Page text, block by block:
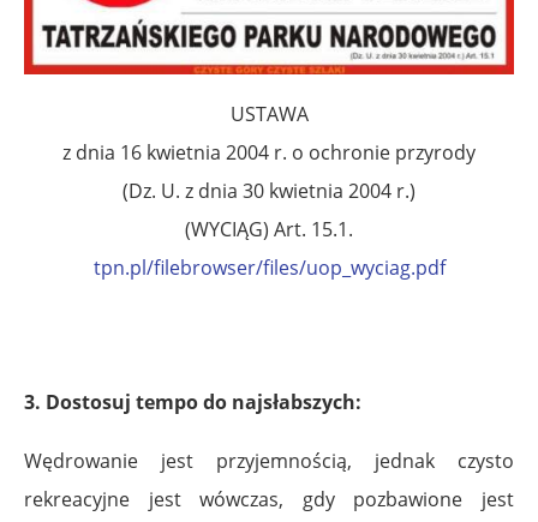
USTAWA
z dnia 16 kwietnia 2004 r. o ochronie przyrody
(Dz. U. z dnia 30 kwietnia 2004 r.)
(WYCIĄG) Art. 15.1.
tpn.pl/filebrowser/files/uop_wyciag.pdf
3. Dostosuj tempo do najsłabszych:
Wędrowanie jest przyjemnością, jednak czysto
rekreacyjne jest wówczas, gdy pozbawione jest